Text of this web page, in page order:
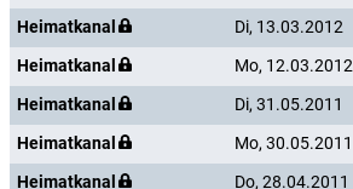
Heimatkanal
Di, 13.03.2012
Heimatkanal
Mo, 12.03.2012
Heimatkanal
Di, 31.05.2011
Heimatkanal
Mo, 30.05.2011
Heimatkanal
Do, 28.04.2011